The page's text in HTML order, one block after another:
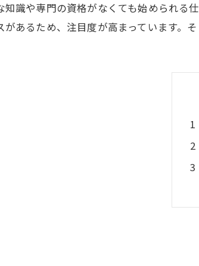
知識や専門の資格がなくても始められる
があるため、注目度が高まっています。